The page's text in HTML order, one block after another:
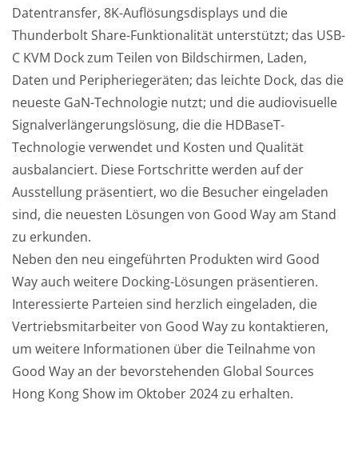
Datentransfer, 8K-Auflösungsdisplays und die
Thunderbolt Share-Funktionalität unterstützt; das USB-
C KVM Dock zum Teilen von Bildschirmen, Laden,
Daten und Peripheriegeräten; das leichte Dock, das die
neueste GaN-Technologie nutzt; und die audiovisuelle
Signalverlängerungslösung, die die HDBaseT-
Technologie verwendet und Kosten und Qualität
ausbalanciert. Diese Fortschritte werden auf der
Ausstellung präsentiert, wo die Besucher eingeladen
sind, die neuesten Lösungen von Good Way am Stand
zu erkunden.
Neben den neu eingeführten Produkten wird Good
Way auch weitere Docking-Lösungen präsentieren.
Interessierte Parteien sind herzlich eingeladen, die
Vertriebsmitarbeiter von Good Way zu kontaktieren,
um weitere Informationen über die Teilnahme von
Good Way an der bevorstehenden Global Sources
Hong Kong Show im Oktober 2024 zu erhalten.